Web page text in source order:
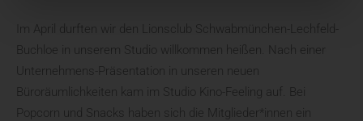
Im April durften wir den Lionsclub Schwabmünchen-Lechfeld-
Buchloe in unserem Studio willkommen heißen. Nach einer
Unternehmens-Präsentation in unseren neuen
Büroräumlichkeiten kam im Studio Kino-Feeling auf. Bei
Popcorn und Snacks haben sich die Mitglieder*innen ein